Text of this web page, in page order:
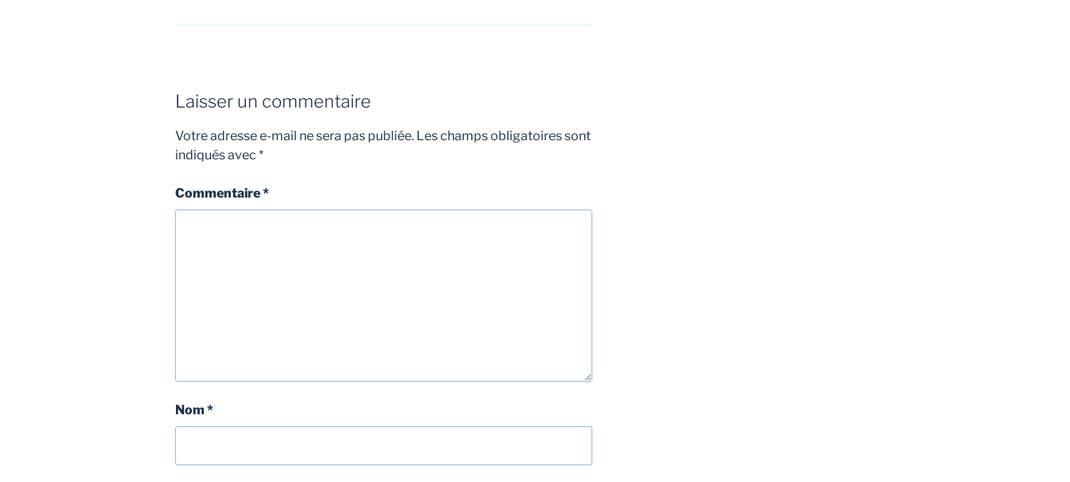
Laisser un commentaire
Votre adresse e-mail ne sera pas publiée. Les champs obligatoires sont
indiqués avec *
Commentaire*
Nom *